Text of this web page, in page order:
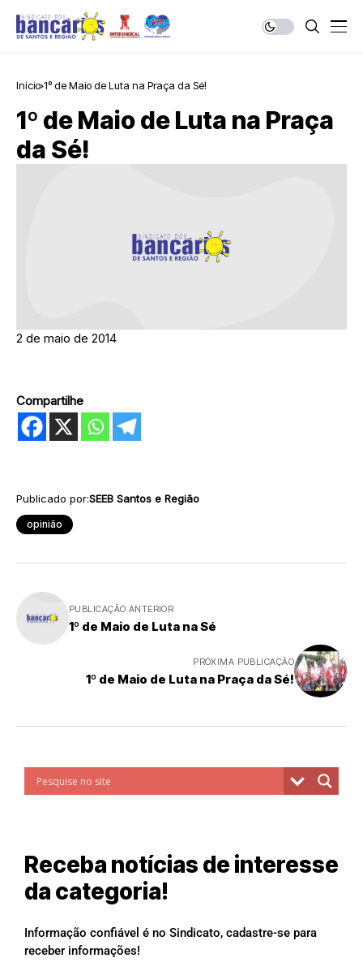
Início 1º de Maio de Luta na Praça da Sé!
1º de Maio de Luta na Praça
da Sé!
2 de maio de 2014
Compartilhe
Publicado por:SEEB Santos e Região
opinião
PUBLICAÇÃO ANTERIOR
1º de Maio de Luta na Sé
PRÓXIMA PUBLICAÇÃO
1º de Maio de Luta na Praça da Sé!
Receba notícias de interesse
da categoria!
Informação confiável é no Sindicato, cadastre-se para
receber informações!